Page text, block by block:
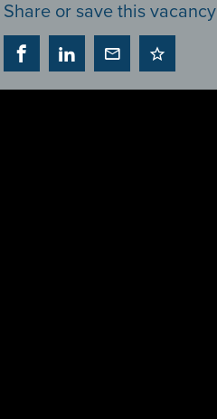
Share or save this vacancy